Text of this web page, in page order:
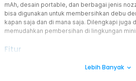
mAh, desain portable, dan berbagai jenis
bisa digunakan untuk membersihkan debu
kapan saja dan di mana saja. Dilengkapi juga
memudahkan pembersihan di lingkungan
Fitur
Bersihkan Debu dengan Kekuatan Turbo
Lebih Banyak